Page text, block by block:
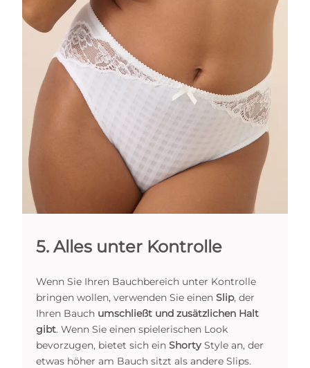
5. Alles unter Kontrolle
Wenn Sie Ihren Bauchbereich unter Kontrolle
bringen wollen, verwenden Sie einen Slip, der
Ihren Bauch umschließt und zusätzlichen Halt
gibt. Wenn Sie einen spielerischen Look
bevorzugen, bietet sich ein Shorty Style an, der
etwas höher am Bauch sitzt als andere Slips.